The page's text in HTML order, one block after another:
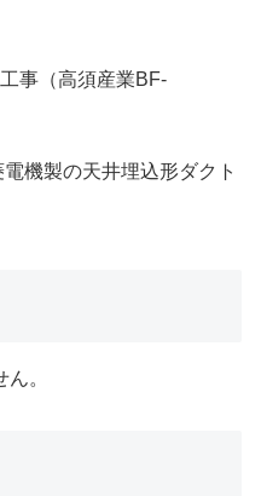
事（高須産業BF-
機製の天井埋込形ダクト
。